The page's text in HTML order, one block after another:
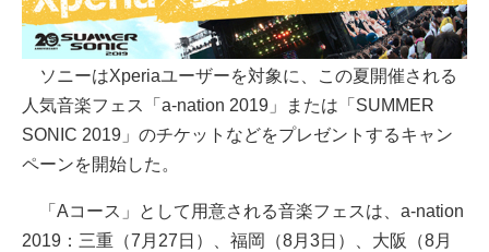
ソニーはXperiaユーザーを対象に、この夏開催される
人気音楽フェス「a-nation 2019」または「SUMMER
SONIC 2019」のチケットなどをプレゼントするキャン
ペーンを開始した。
「Aコース」として用意される音楽フェスは、a-nation
2019：三重（7月27日）、福岡（8月3日）、大阪（8月